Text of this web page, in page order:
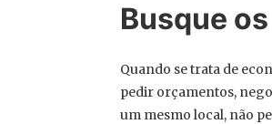
Busque
Quando se trata de
pedir orçamentos,
um mesmo local, não